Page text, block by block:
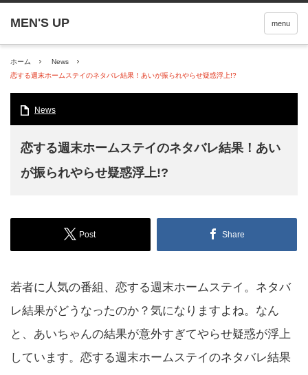
menu
ホーム
News
恋する週末ホームステイのネタバレ結果！あいが振られやらせ疑惑浮上!?
News
恋する週末ホームステイのネタバレ結果！あい
が振られやらせ疑惑浮上!?
Post Share
若者に人気の番組、恋する週末ホームステイ。ネタバ
レ結果がどうなったのか？気になりますよね。なん
と、あいちゃんの結果が意外すぎてやらせ疑惑が浮上
しています。恋する週末ホームステイのネタバレ結果